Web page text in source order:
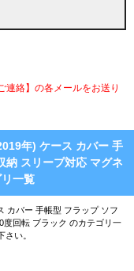
絡】の各メールをお送り
年) ケース カバー 手
スリープ対応 マグネ
一覧
カバー 手帳型 フラップ ソフ
度回転 ブラック のカテゴリ一
い。